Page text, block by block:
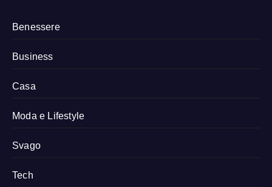
Benessere
Business
Casa
Moda e Lifestyle
Svago
Tech